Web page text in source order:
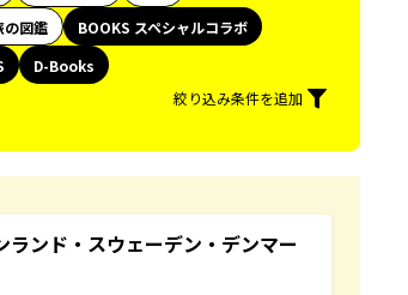
の図鑑
BOOKS スペシャルコラボ
D-Books
絞り込み条件を追加
ンド・スウェーデン・デンマー